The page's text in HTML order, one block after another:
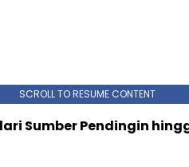
SCROLL TO RESUME CONTENT
Sumber Pendingin